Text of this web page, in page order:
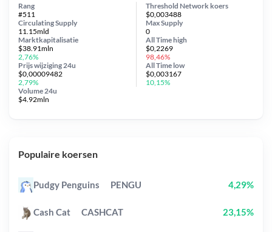
Threshold Network koers
$0,003488
Circulating Supply
11.15mld
Prijs wijziging 24u
$0,00009482
2,79%
Max Supply
0
Marktkapitalisatie
$38.91mln
2,76%
Volume 24u
$4.92mln
Rang
#511
All Timehigh
$0,2269
98,46%
All Time low
$0,003167
10,15%
Populaire koersen
Pudgy Penguins PENGU 4,29%
Cash Cat CASHCAT 23,15%